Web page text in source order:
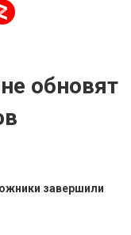
обновят
завершили